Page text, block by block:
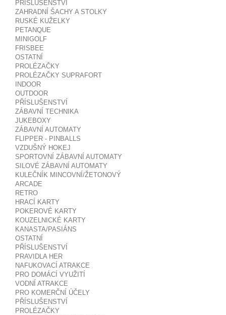
PŘÍSLUŠENSTVÍ
ZAHRADNÍ ŠACHY A STOLKY
RUSKÉ KUŽELKY
PETANQUE
MINIGOLF
FRISBEE
OSTATNÍ
PROLÉZAČKY
PROLÉZAČKY SUPRAFORT
INDOOR
OUTDOOR
PŘÍSLUŠENSTVÍ
ZÁBAVNÍ TECHNIKA
JUKEBOXY
ZÁBAVNÍ AUTOMATY
FLIPPER - PINBALLS
VZDUŠNÝ HOKEJ
SPORTOVNÍ ZÁBAVNÍ AUTOMATY
SILOVÉ ZÁBAVNÍ AUTOMATY
KULEČNÍK MINCOVNÍ/ŽETONOVÝ
ARCADE
RETRO
HRACÍ KARTY
POKEROVÉ KARTY
KOUZELNICKÉ KARTY
KANASTA/PASIÁNS
OSTATNÍ
PŘÍSLUŠENSTVÍ
PRAVIDLA HER
NAFUKOVACÍ ATRAKCE
PRO DOMÁCÍ VYUŽITÍ
VODNÍ ATRAKCE
PRO KOMERČNÍ ÚČELY
PŘÍSLUŠENSTVÍ
PROLÉZAČKY